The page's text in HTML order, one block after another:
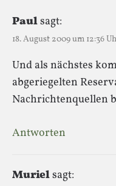
Paulsagt:
18. August 2009 um 12:36
Und als nächstes
abgeriegelten
Nachrichtenquellen
Antworten
Murielsagt: